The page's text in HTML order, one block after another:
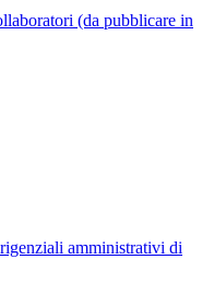
(da pubblicare in
amministrativi di